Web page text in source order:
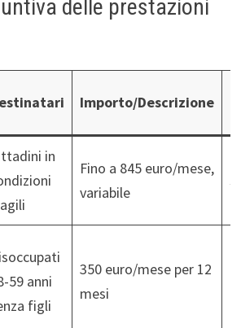
delle prestazioni
Importo/Descrizione
in
Fino a 845 euro/mese,
variabile
59 anni
figli
350 euro/mese per 12
mesi